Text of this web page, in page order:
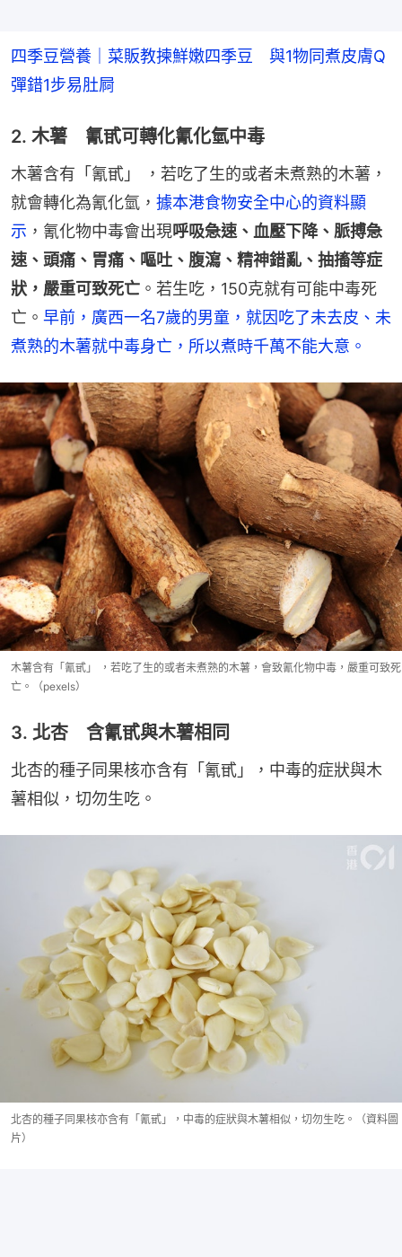
四季豆營養｜菜販教揀鮮嫩四季豆　與1物同煮皮膚Q
彈錯1步易肚屙
2. 木薯 氰甙可轉化氰化氫中毒
木薯含有「氰甙」 ，若吃了生的或者未煮熟的木薯，
就會轉化為氰化氫， 據本港食物安全中心的資料顯
示 ，氰化物中毒會出現呼吸急速、血壓下降、脈搏急
速、頭痛、胃痛、嘔吐、腹瀉、精神錯亂、抽搐等症
狀，嚴重可致死亡 。若生吃，150克就有可能中毒死
亡。 早前，廣西一名7歲的男童，就因吃了未去皮、未
煮熟的木薯就中毒身亡，所以煮時千萬不能大意。
木薯含有「氰甙」 ，若吃了生的或者未煮熟的木薯，會致氰化物中毒，嚴重可致死
亡。（pexels）
3. 北杏 含氰甙與木薯相同
北杏的種子同果核亦含有「氰甙」，中毒的症狀與木
薯相似，切勿生吃。
北杏的種子同果核亦含有「氰甙」，中毒的症狀與木薯相似，切勿生吃。（資料圖
片）